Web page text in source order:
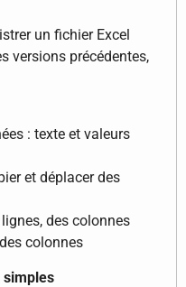
un fichier Excel
versions précédentes,
: texte et valeurs
et déplacer des
des colonnes
colonnes
simples